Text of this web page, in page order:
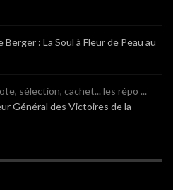
Berger : La Soul à Fleur de Peau au
sélection, cachet... les répo ...
Général des Victoires de la